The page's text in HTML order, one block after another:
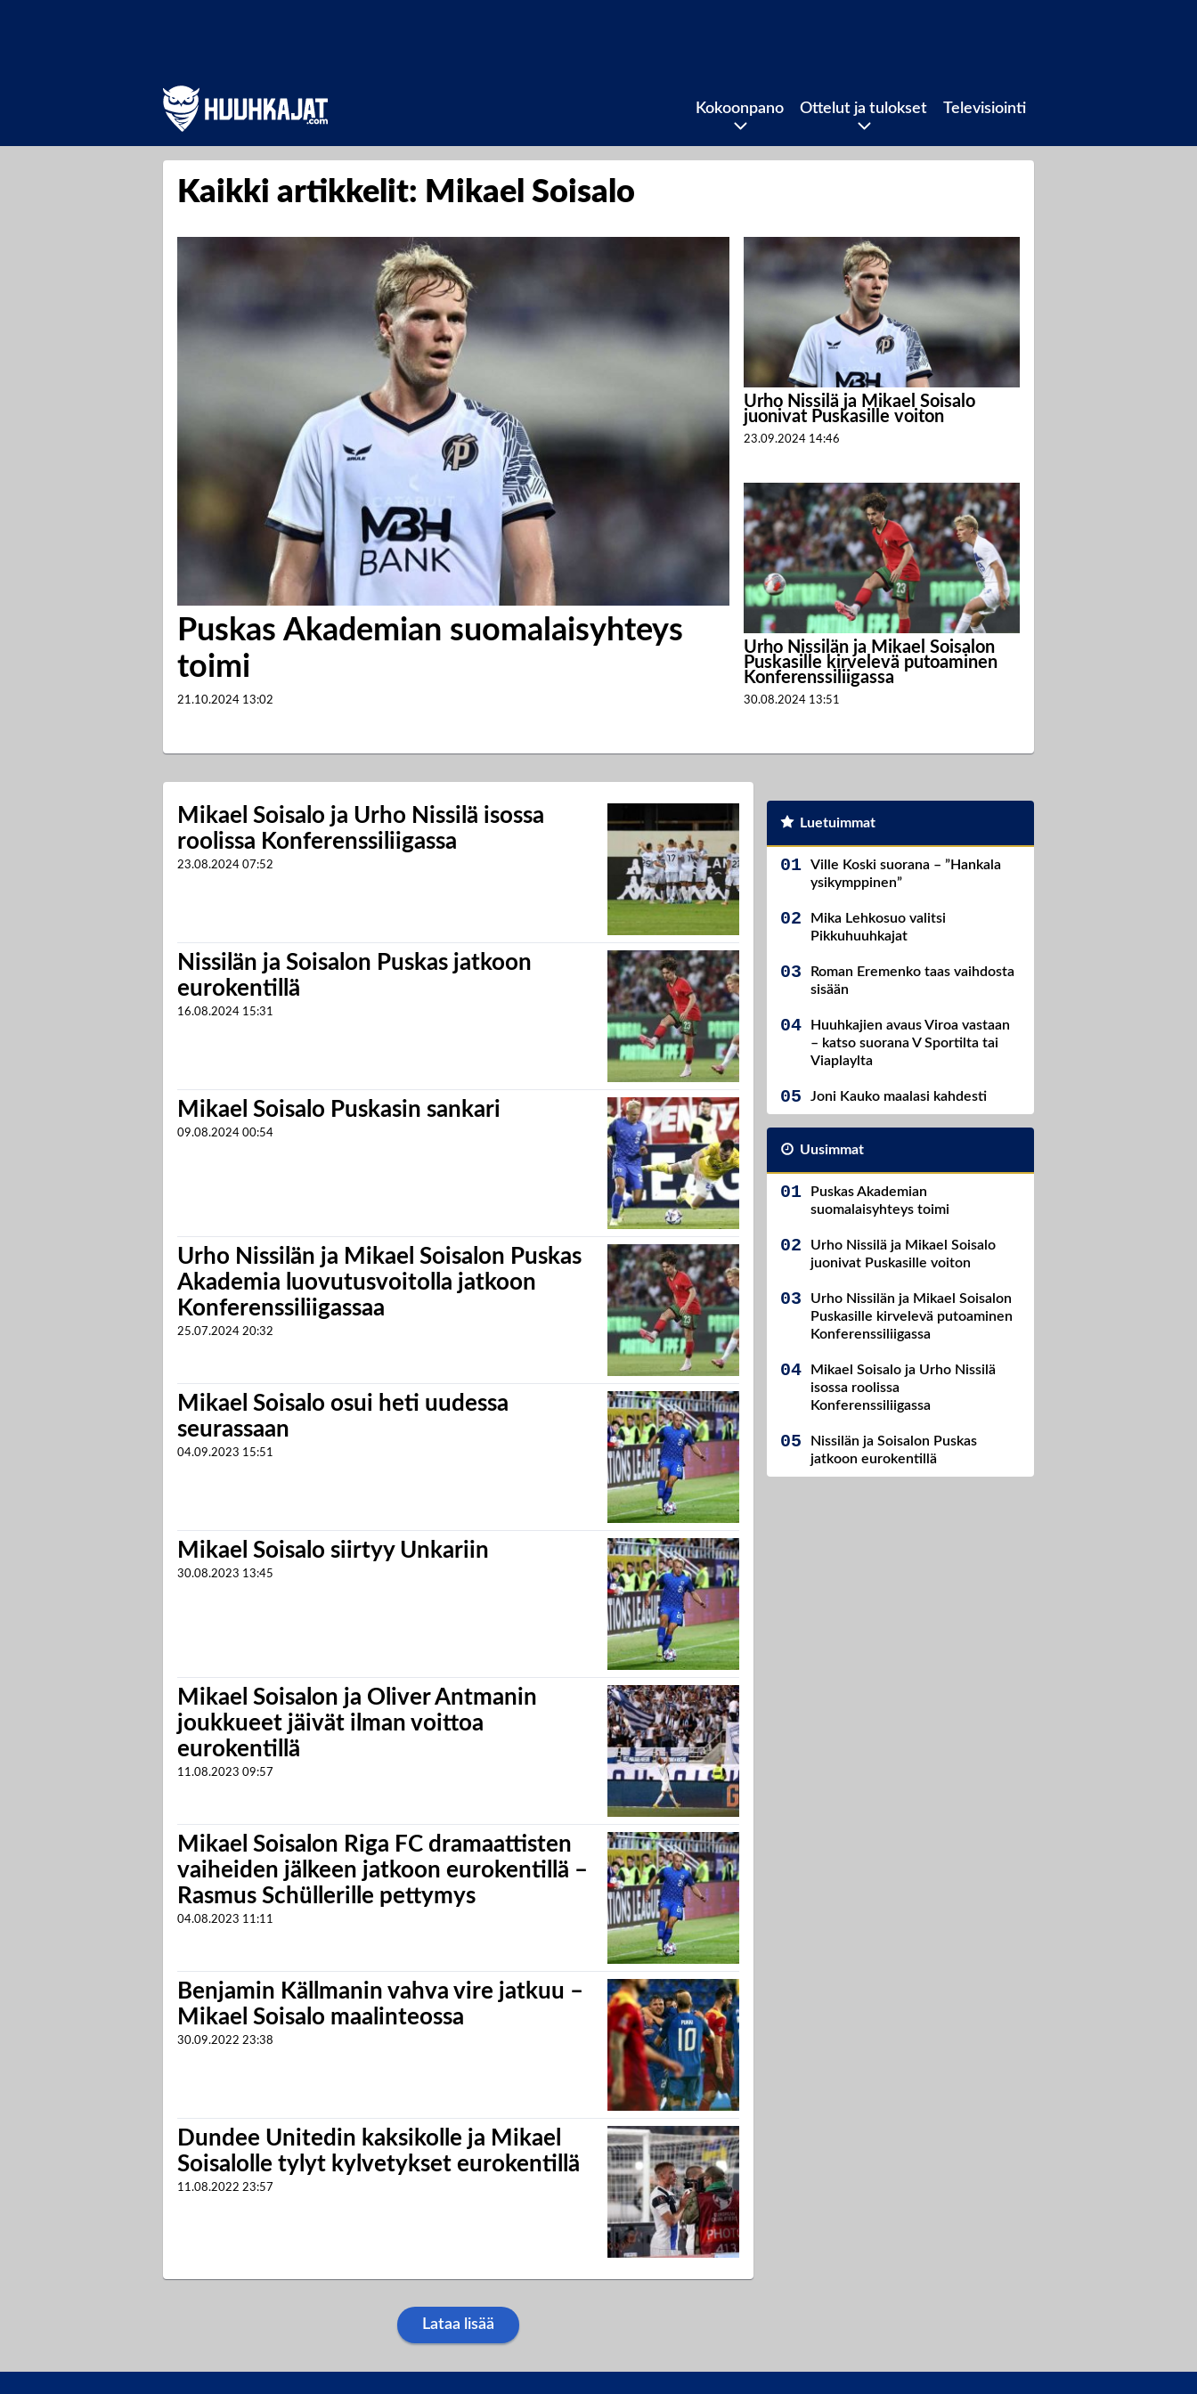
Kokoonpano Ottelut ja tulokset Televisiointi
Kaikki artikkelit: Mikael Soisalo
Puskas Akademian suomalaisyhteys
toimi
21.10.2024 13:02
Urho Nissilä ja Mikael Soisalo
juonivat Puskasille voiton
23.09.2024 14:46
Urho Nissilän ja Mikael Soisalon
Puskasille kirvelevä putoaminen
Konferenssiliigassa
30.08.2024 13:51
Mikael Soisalo ja Urho Nissilä isossa
roolissa Konferenssiliigassa
23.08.2024 07:52
Nissilän ja Soisalon Puskas jatkoon
eurokentillä
16.08.2024 15:31
Mikael Soisalo Puskasin sankari
09.08.2024 00:54
Urho Nissilän ja Mikael Soisalon Puskas
Akademia luovutusvoitolla jatkoon
Konferenssiliigassaa
25.07.2024 20:32
Mikael Soisalo osui heti uudessa
seurassaan
04.09.2023 15:51
Mikael Soisalo siirtyy Unkariin
30.08.2023 13:45
Mikael Soisalon ja Oliver Antmanin
joukkueet jäivät ilman voittoa
eurokentillä
11.08.2023 09:57
Mikael Soisalon Riga FC dramaattisten
vaiheiden jälkeen jatkoon eurokentillä –
Rasmus Schüllerille pettymys
04.08.2023 11:11
Benjamin Källmanin vahva vire jatkuu –
Mikael Soisalo maalinteossa
30.09.2022 23:38
Dundee Unitedin kaksikolle ja Mikael
Soisalolle tylyt kylvetykset eurokentillä
11.08.2022 23:57
Lataa lisää
Luetuimmat
Ville Koski suorana – ”Hankala
ysikymppinen”
Mika Lehkosuo valitsi
Pikkuhuuhkajat
Roman Eremenko taas vaihdosta
sisään
Huuhkajien avaus Viroa vastaan
– katso suorana V Sportilta tai
Viaplaylta
Joni Kauko maalasi kahdesti
Uusimmat
Puskas Akademian
suomalaisyhteys toimi
Urho Nissilä ja Mikael Soisalo
juonivat Puskasille voiton
Urho Nissilän ja Mikael Soisalon
Puskasille kirvelevä putoaminen
Konferenssiliigassa
Mikael Soisalo ja Urho Nissilä
isossa roolissa
Konferenssiliigassa
Nissilän ja Soisalon Puskas
jatkoon eurokentillä